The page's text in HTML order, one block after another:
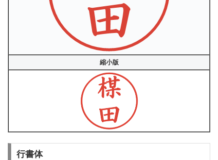
縮小版
行書体